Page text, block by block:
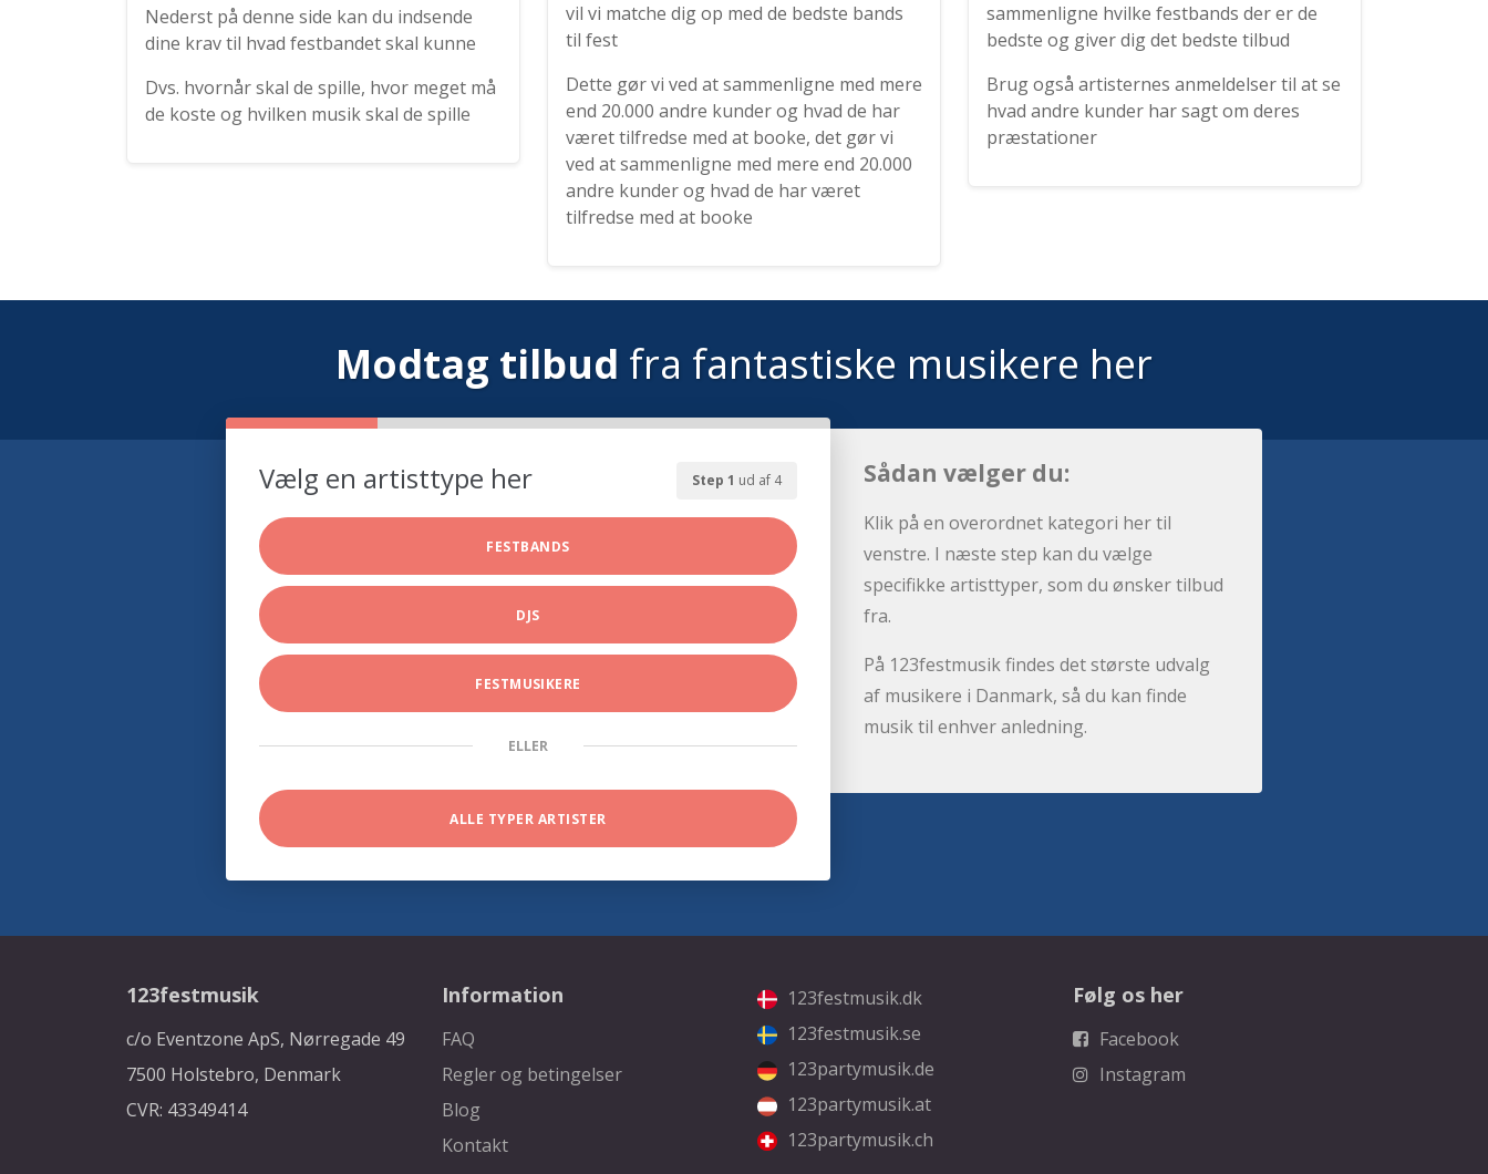
Nederst på denne side kan du indsende
dine krav til hvad festbandet skal kunne
Dvs. hvornår skal de spille, hvor meget må
de koste og hvilken musik skal de spille
vil vi matche dig op med de bedste bands
til fest
Dette gør vi ved at sammenligne med mere
end 20.000 andre kunder og hvad de har
været tilfredse med at booke, det gør vi
ved at sammenligne med mere end 20.000
andre kunder og hvad de har været
tilfredse med at booke
sammenligne hvilke festbands der er de
bedste og giver dig det bedste tilbud
Brug også artisternes anmeldelser til at se
hvad andre kunder har sagt om deres
præstationer
Modtag tilbud fra fantastiske musikere her
Step 1 ud af 4
Vælg en artisttype her
FESTBANDS
DJS
FESTMUSIKERE
ELLER
ALLE TYPER ARTISTER
Sådan vælger du:
Klik på en overordnet kategori her til
venstre. I næste step kan du vælge
specifikke artisttyper, som du ønsker tilbud
fra.
På 123festmusik findes det største udvalg
af musikere i Danmark, så du kan finde
musik til enhver anledning.
123festmusik
c/o Eventzone ApS, Nørregade 49
7500 Holstebro, Denmark
CVR: 43349414
Information
FAQ
Regler og betingelser
Blog
Kontakt
123festmusik.dk
123festmusik.se
123partymusik.de
123partymusik.at
123partymusik.ch
Følg os her
Facebook
Instagram